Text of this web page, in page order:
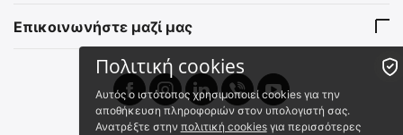
€19.95
(χωρίς ΦΠΑ) €45.16(χωρίς ΦΠΑ)
✔
Επικοινωνήστε μαζί μας
Πολιτική cookies
Αυτός ο ιστότοπος χρησιμοποιεί cookies για την
αποθήκευση πληροφοριών στον υπολογιστή σας.
Ανατρέξτε στην πολιτική cookiesγια περισσότερες